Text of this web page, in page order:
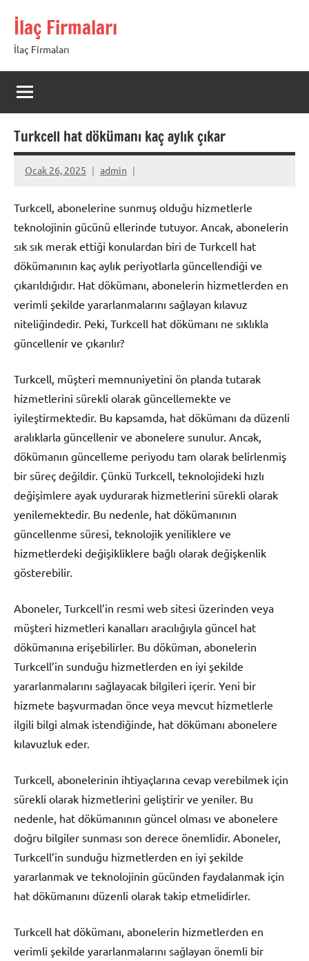
İlaç Firmaları
İlaç Firmaları
Turkcell hat dökümanı kaç aylık çıkar
Ocak 26, 2025 admin
Turkcell, abonelerine sunmuş olduğu hizmetlerle
teknolojinin gücünü ellerinde tutuyor. Ancak, abonelerin
sık sık merak ettiği konulardan biri de Turkcell hat
dökümanının kaç aylık periyotlarla güncellendiği ve
çıkarıldığıdır. Hat dökümanı, abonelerin hizmetlerden en
verimli şekilde yararlanmalarını sağlayan kılavuz
niteliğindedir. Peki, Turkcell hat dökümanı ne sıklıkla
güncellenir ve çıkarılır?
Turkcell, müşteri memnuniyetini ön planda tutarak
hizmetlerini sürekli olarak güncellemekte ve
iyileştirmektedir. Bu kapsamda, hat dökümanı da düzenli
aralıklarla güncellenir ve abonelere sunulur. Ancak,
dökümanın güncelleme periyodu tam olarak belirlenmiş
bir süreç değildir. Çünkü Turkcell, teknolojideki hızlı
değişimlere ayak uydurarak hizmetlerini sürekli olarak
yenilemektedir. Bu nedenle, hat dökümanının
güncellenme süresi, teknolojik yeniliklere ve
hizmetlerdeki değişikliklere bağlı olarak değişkenlik
gösterebilir.
Aboneler, Turkcell’in resmi web sitesi üzerinden veya
müşteri hizmetleri kanalları aracılığıyla güncel hat
dökümanına erişebilirler. Bu döküman, abonelerin
Turkcell’in sunduğu hizmetlerden en iyi şekilde
yararlanmalarını sağlayacak bilgileri içerir. Yeni bir
hizmete başvurmadan önce veya mevcut hizmetlerle
ilgili bilgi almak istendiğinde, hat dökümanı abonelere
kılavuzluk eder.
Turkcell, abonelerinin ihtiyaçlarına cevap verebilmek için
sürekli olarak hizmetlerini geliştirir ve yeniler. Bu
nedenle, hat dökümanının güncel olması ve abonelere
doğru bilgiler sunması son derece önemlidir. Aboneler,
Turkcell’in sunduğu hizmetlerden en iyi şekilde
yararlanmak ve teknolojinin gücünden faydalanmak için
hat dökümanını düzenli olarak takip etmelidirler.
Turkcell hat dökümanı, abonelerin hizmetlerden en
verimli şekilde yararlanmalarını sağlayan önemli bir